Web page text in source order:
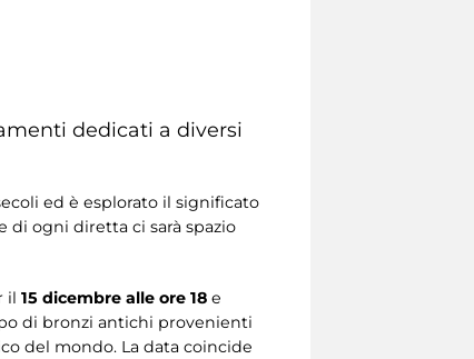
dedicati a diversi
ed è esplorato il significato
di ogni diretta ci sarà spazio
il 15 dicembre alle ore 18 e
di bronzi antichi provenienti
del mondo. La data coincide